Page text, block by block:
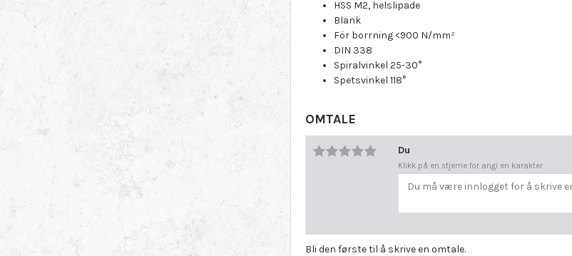
HSS M2, helslipade
Blank
För borrning <900 N/mm²
DIN 338
Spiralvinkel 25-30°
Spetsvinkel 118°
OMTALE
Du
Klikk på en stjerne for angi en karakter
Bli den første til å skrive en omtale.